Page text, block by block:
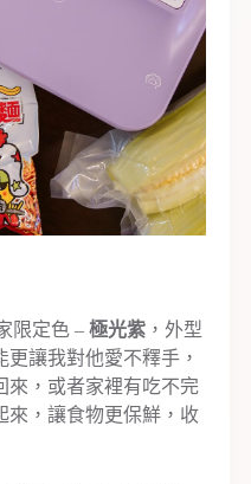
限定色 – 極光紫 ，外型
讓我對他愛不釋手，
來，或者家裡有吃不完
來，讓食物更保鮮，收